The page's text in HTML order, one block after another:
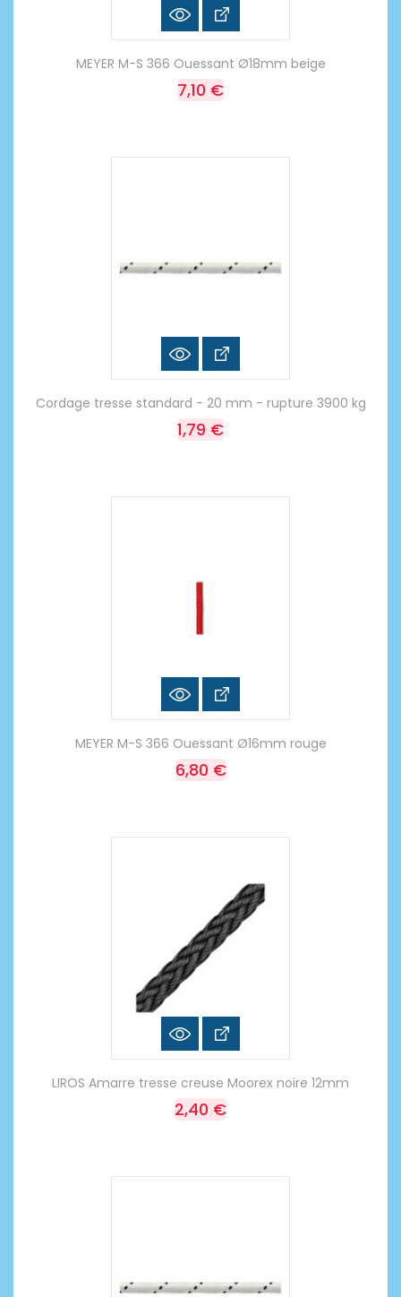
MEYER M-S 366 Ouessant Ø18mm beige
7,10 €
Cordage tresse standard - 20 mm - rupture 3900 kg
1,79 €
MEYER M-S 366 Ouessant Ø16mm rouge
6,80 €
LIROS Amarre tresse creuse Moorex noire 12mm
2,40 €